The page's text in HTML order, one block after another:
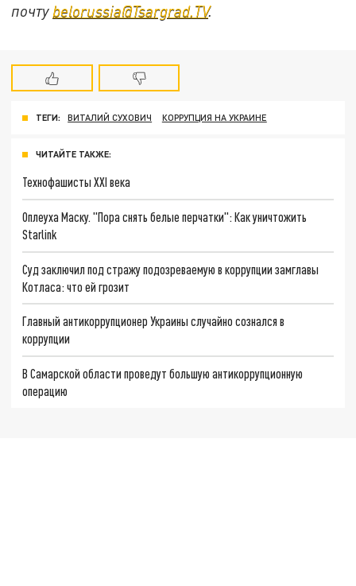
почту belorussia@Tsargrad.TV.
ТЕГИ: ВИТАЛИЙ СУХОВИЧ КОРРУПЦИЯ НА УКРАИНЕ
ЧИТАЙТЕ ТАКЖЕ:
Технофашисты XXI века
Оплеуха Маску. "Пора снять белые перчатки": Как уничтожить
Starlink
Суд заключил под стражу подозреваемую в коррупции замглавы
Котласа: что ей грозит
Главный антикоррупционер Украины случайно сознался в
коррупции
В Самарской области проведут большую антикоррупционную
операцию